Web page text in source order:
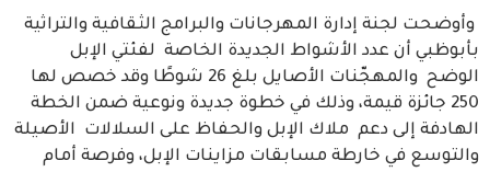
وأوضحت لجنة إدارة المهرجانات والبرامج الثقافية والتراثية
بأبوظبي أن عدد الأشواط الجديدة الخاصة لفئتي الإبل
الوضح والمهجّنات الأصايل بلغ 26 شوطًا وقد خصص لها
250 جائزة قيمة، وذلك في خطوة جديدة ونوعية ضمن الخطة
الهادفة إلى دعم ملاك الإبل والحفاظ على السلالات الأصيلة
والتوسع في خارطة مسابقات مزاينات الإبل، وفرصة أمام